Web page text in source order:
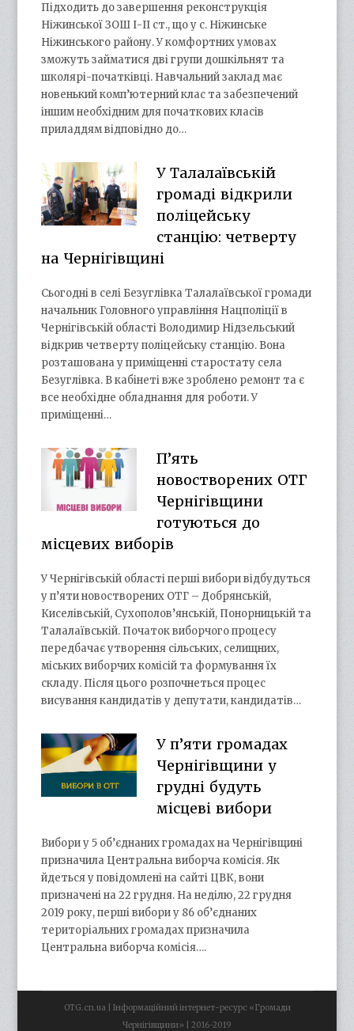
Підходить до завершення реконструкція
Ніжинської ЗОШ І-ІІ ст., що у с. Ніжинське
Ніжинського району. У комфортних умовах
зможуть займатися дві групи дошкільнят та
школярі-початківці. Навчальний заклад має
новенький комп’ютерний клас та забезпечений
іншим необхідним для початкових класів
приладдям відповідно до…
У Талалаївській
громаді відкрили
поліцейську
станцію: четверту
на Чернігівщині
Сьогодні в селі Безуглівка Талалаївської громади
начальник Головного управління Нацполіції в
Чернігівській області Володимир Нідзельський
відкрив четверту поліцейську станцію. Вона
розташована у приміщенні старостату села
Безуглівка. В кабінеті вже зроблено ремонт та є
все необхідне обладнання для роботи. У
приміщенні…
П’ять
новостворених ОТГ
Чернігівщини
готуються до
місцевих виборів
У Чернігівській області перші вибори відбудуться
у п’яти новостворених ОТГ – Добрянській,
Киселівській, Сухополов’янській, Понорницькій та
Талалаївській. Початок виборчого процесу
передбачає утворення сільських, селищних,
міських виборчих комісій та формування їх
складу. Після цього розпочнеться процес
висування кандидатів у депутати, кандидатів…
У п’яти громадах
Чернігівщини у
грудні будуть
місцеві вибори
Вибори у 5 об’єднаних громадах на Чернігівщині
призначила Центральна виборча комісія. Як
йдеться у повідомлені на сайті ЦВК, вони
призначені на 22 грудня. На неділю, 22 грудня
2019 року, перші вибори у 86 об’єднаних
територіальних громадах призначила
Центральна виборча комісія….
OTG.cn.ua | Інформаційний інтернет-ресурс «Громади
Чернігівщини» | 2016-2019